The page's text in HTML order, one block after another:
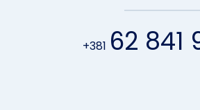
+381 62 841